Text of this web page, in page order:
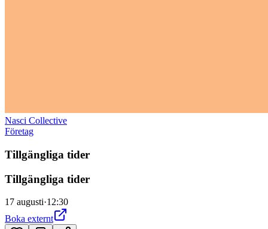
Nasci Collective
Företag
Tillgängliga tider
Tillgängliga tider
17 augusti·12:30
Boka externt